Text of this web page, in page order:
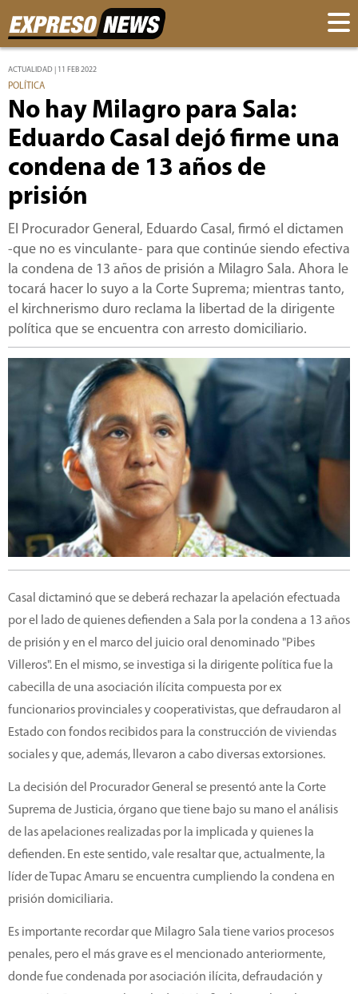
ACTUALIDAD | 11 FEB 2022
POLÍTICA
No hay Milagro para Sala:
Eduardo Casal dejó firme una
condena de 13 años de
prisión
El Procurador General, Eduardo Casal, firmó el dictamen
-que no es vinculante- para que continúe siendo efectiva
la condena de 13 años de prisión a Milagro Sala. Ahora le
tocará hacer lo suyo a la Corte Suprema; mientras tanto,
el kirchnerismo duro reclama la libertad de la dirigente
política que se encuentra con arresto domiciliario.
Casal dictaminó que se deberá rechazar la apelación efectuada
por el lado de quienes defienden a Sala por la condena a 13 años
de prisión y en el marco del juicio oral denominado "Pibes
Villeros". En el mismo, se investiga si la dirigente política fue la
cabecilla de una asociación ilícita compuesta por ex
funcionarios provinciales y cooperativistas, que defraudaron al
Estado con fondos recibidos para la construcción de viviendas
sociales y que, además, llevaron a cabo diversas extorsiones.
La decisión del Procurador General se presentó ante la Corte
Suprema de Justicia, órgano que tiene bajo su mano el análisis
de las apelaciones realizadas por la implicada y quienes la
defienden. En este sentido, vale resaltar que, actualmente, la
líder de Tupac Amaru se encuentra cumpliendo la condena en
prisión domiciliaria.
Es importante recordar que Milagro Sala tiene varios procesos
penales, pero el más grave es el mencionado anteriormente,
donde fue condenada por asociación ilícita, defraudación y